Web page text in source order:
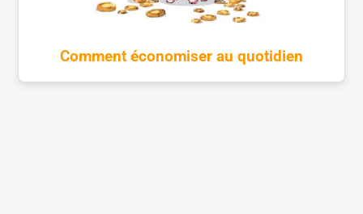
Comment économiser au quotidien